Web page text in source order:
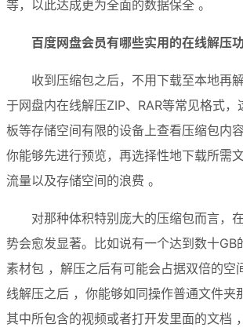
等，以此达成更为全面的数据保全 。
百度网盘会员有哪些实用的在线解压
收到压缩包之后，不用下载至本地再
于网盘内在线解压ZIP、RAR等常见格式
板等存储空间有限的设备上查看压缩包内
你能够先进行预览，再选择性地下载所需
流量以及存储空间的浪费 。
对那种体积特别庞大的压缩包而言，
势会愈发显著。比如说有一个达到数十GB
素材包 ，解压之后有可能会占据双倍的空
线解压之后 ，你能够如同操作普通文件夹
其中所包含的视频或者打开发里面的文档